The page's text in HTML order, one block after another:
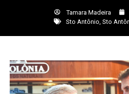
Tamara Madeira
Sto Antônio Sto